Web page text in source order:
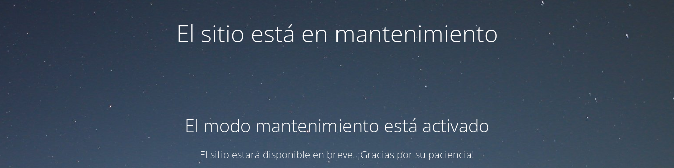
El sitio está en mantenimiento
El modo mantenimiento está activado
El sitio estará disponible en breve. ¡Gracias por su paciencia!